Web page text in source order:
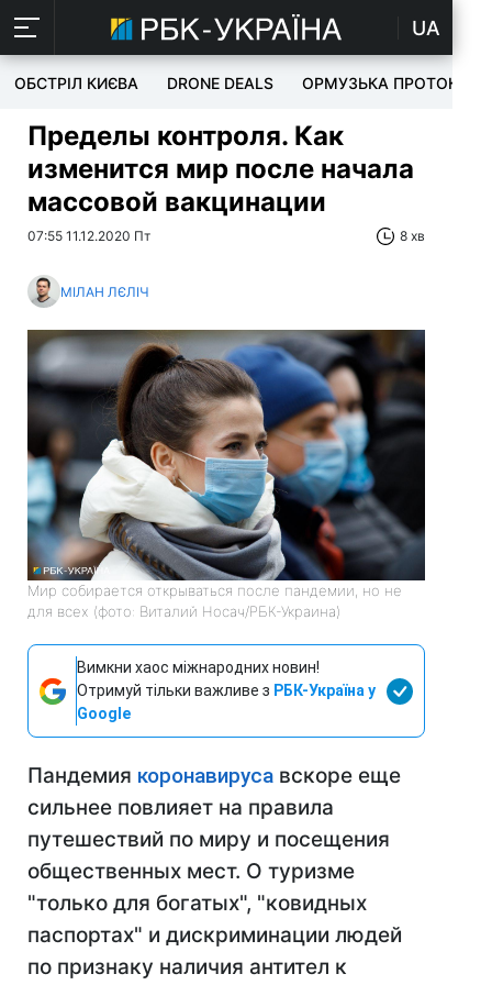
UA
ОБСТРІЛ КИЄВА DRONE DEALS ОРМУЗЬКА ПРОТОКА
Пределы контроля. Как
изменится мир после начала
массовой вакцинации
07:55 11.12.2020 Пт 8 хв
МІЛАН ЛЄЛІЧ
Мир собирается открываться после пандемии, но не
для всех (фото: Виталий Носач/РБК-Украина)
Вимкни хаос міжнародних новин!
Отримуй тільки важливе з РБК-Україна у
Google
Пандемия коронавируса вскоре еще
сильнее повлияет на правила
путешествий по миру и посещения
общественных мест. О туризме
"только для богатых", "ковидных
паспортах" и дискриминации людей
по признаку наличия антител к